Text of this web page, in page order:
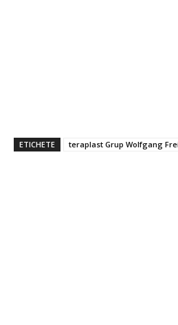
ETICHETE teraplast Grup Wolfgang